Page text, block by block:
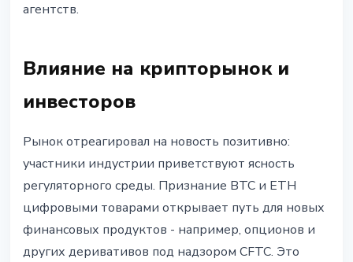
агентств.
Влияние на крипторынок и
инвесторов
Рынок отреагировал на новость позитивно:
участники индустрии приветствуют ясность
регуляторного среды. Признание BTC и ETH
цифровыми товарами открывает путь для новых
финансовых продуктов - например, опционов и
других деривативов под надзором CFTC. Это